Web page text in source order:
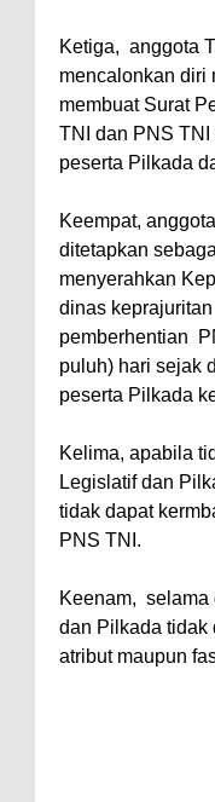
Ketiga, anggota
mencalonkan diri
membuat Surat
TNI dan PNS
peserta Pilkada
Keempat,
ditetapkan
menyerahkan
dinas
pemberhentian
puluh) hari sejak
peserta Pilkada
Kelima, apabila
Legislatif dan
tidak dapat
PNS TNI.
Keenam, selama
dan Pilkada tidak
atribut maupun